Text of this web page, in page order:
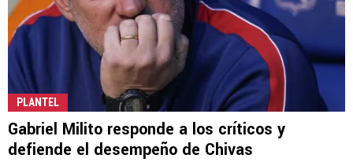
PLANTEL
Gabriel Milito responde a los críticos y
defiende el desempeño de Chivas